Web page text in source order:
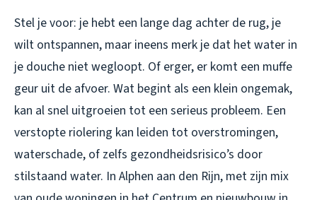
Stel je voor: je hebt een lange dag achter de rug, je
wilt ontspannen, maar ineens merk je dat het water in
je douche niet wegloopt. Of erger, er komt een muffe
geur uit de afvoer. Wat begint als een klein ongemak,
kan al snel uitgroeien tot een serieus probleem. Een
verstopte riolering kan leiden tot overstromingen,
waterschade, of zelfs gezondheidsrisico’s door
stilstaand water. In Alphen aan den Rijn, met zijn mix